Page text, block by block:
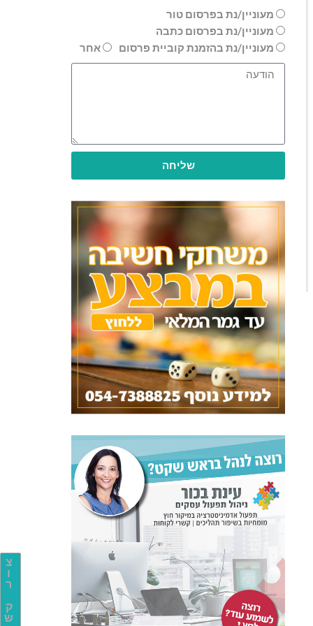
צ
ו
ר
ק
ש
מעוניין/נת בפרסום טור
מעוניין/נת בפרסום כתבה
מעוניין/נת בהזמנת קוביית פרסום
אחר
שליחה